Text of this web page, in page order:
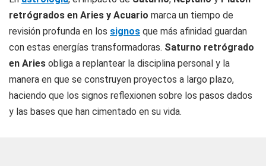
retrógrados en Aries y Acuario marca un tiempo de
revisión profunda en los signos que más afinidad guardan
con estas energías transformadoras. Saturno retrógrado
en Aries obliga a replantear la disciplina personal y la
manera en que se construyen proyectos a largo plazo,
haciendo que los signos reflexionen sobre los pasos dados
y las bases que han cimentado en su vida.